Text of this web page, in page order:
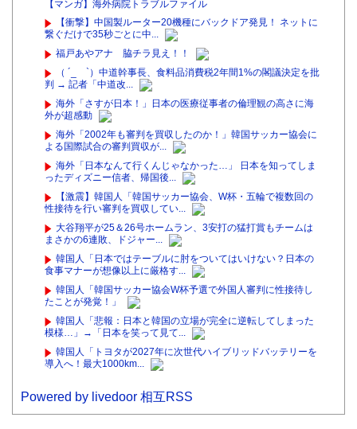
【マンガ】海外病院トラブルファイル
【衝撃】中国製ルーター20機種にバックドア発見！ ネットに
繋ぐだけで35秒ごとに中...
福戸あやアナ 脇チラ見え！！
（ ´_ゝ`）中道幹事長、食料品消費税2年間1%の閣議決定を批
判 → 記者「中道改...
海外「さすが日本！」日本の医療従事者の倫理観の高さに海
外が超感動
海外「2002年も審判を買収したのか！」韓国サッカー協会に
よる国際試合の審判買収が...
海外「日本なんて行くんじゃなかった…」 日本を知ってしま
ったディズニー信者、帰国後...
【激震】韓国人「韓国サッカー協会、W杯・五輪で複数回の
性接待を行い審判を買収してい...
大谷翔平が25＆26号ホームラン、3安打の猛打賞もチームは
まさかの6連敗、ドジャー...
韓国人「日本ではテーブルに肘をついてはいけない？日本の
食事マナーが想像以上に厳格す...
韓国人「韓国サッカー協会W杯予選で外国人審判に性接待し
たことが発覚！」
韓国人「悲報：日本と韓国の立場が完全に逆転してしまった
模様…」→「日本を笑って見て...
韓国人「トヨタが2027年に次世代ハイブリッドバッテリーを
導入へ！最大1000km...
Powered by livedoor 相互RSS